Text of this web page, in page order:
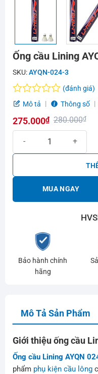
Ống cầu Lining
SKU:AYQN-024-3
Được
hạng
0.0
sao
(đánh giá)
Mô tả
Thông số
280.000₫
Giá
280.000₫.
275.000₫
Giá
là:
275.000₫.MUA NGAY
Bảo hành chính
hãng
Mô Tả Sản Phẩm
Giới thiệu ống cầu
Ống cầu Lining AYQN
phẩm phụ kiện cầu lông